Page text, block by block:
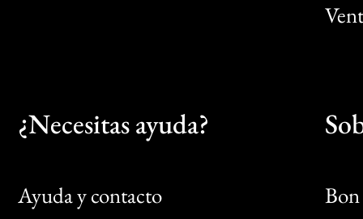
¿Necesitas ayuda?
Ayuda y contacto